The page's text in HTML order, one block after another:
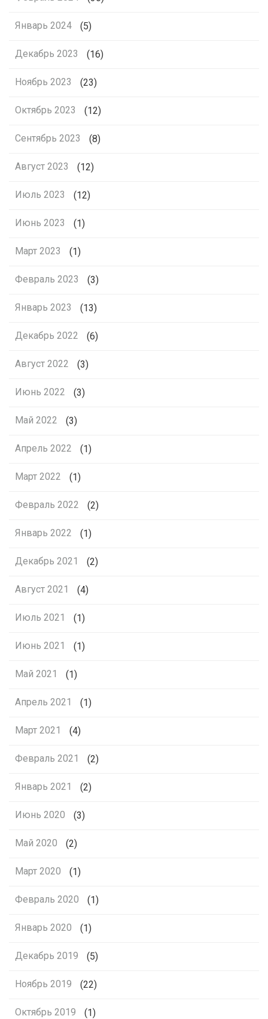
Январь 2024 (5)
Декабрь 2023 (16)
Ноябрь 2023 (23)
Октябрь 2023 (12)
Сентябрь 2023 (8)
Август 2023 (12)
Июль 2023 (12)
Июнь 2023 (1)
Март 2023 (1)
Февраль 2023 (3)
Январь 2023 (13)
Декабрь 2022 (6)
Август 2022 (3)
Июнь 2022 (3)
Май 2022 (3)
Апрель 2022 (1)
Март 2022 (1)
Февраль 2022 (2)
Январь 2022 (1)
Декабрь 2021 (2)
Август 2021 (4)
Июль 2021 (1)
Июнь 2021 (1)
Май 2021 (1)
Апрель 2021 (1)
Март 2021 (4)
Февраль 2021 (2)
Январь 2021 (2)
Июнь 2020 (3)
Май 2020 (2)
Март 2020 (1)
Февраль 2020 (1)
Январь 2020 (1)
Декабрь 2019 (5)
Ноябрь 2019 (22)
Октябрь 2019 (1)